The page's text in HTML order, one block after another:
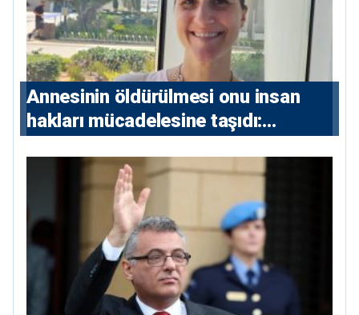
Annesinin öldürülmesi onu insan
hakları mücadelesine taşıdı:
hikayesi